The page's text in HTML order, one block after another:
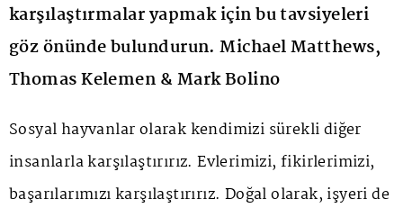
karşılaştırmalar yapmak için bu tavsiyeleri
göz önünde bulundurun. Michael Matthews,
Thomas Kelemen & Mark Bolino
Sosyal hayvanlar olarak kendimizi sürekli diğer
insanlarla karşılaştırırız. Evlerimizi, fikirlerimizi,
başarılarımızı karşılaştırırız. Doğal olarak, işyeri de